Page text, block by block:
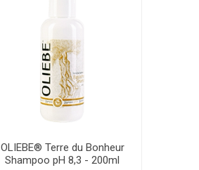
OLIEBE® Terre du Bonheur
Shampoo pH 8,3 - 200ml